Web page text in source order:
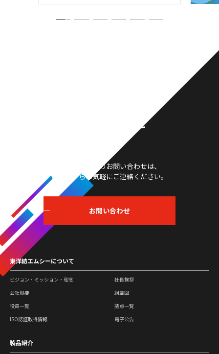
お問い合わせ
製品や採用等のお問い合わせは、
こちらからお気軽にご連絡ください。
お問い合わせ
東洋紡エムシーについて
ビジョン・ミッション・理念
社長挨拶
会社概要
組織図
役員一覧
拠点一覧
ISO認証取得情報
電子公告
製品紹介